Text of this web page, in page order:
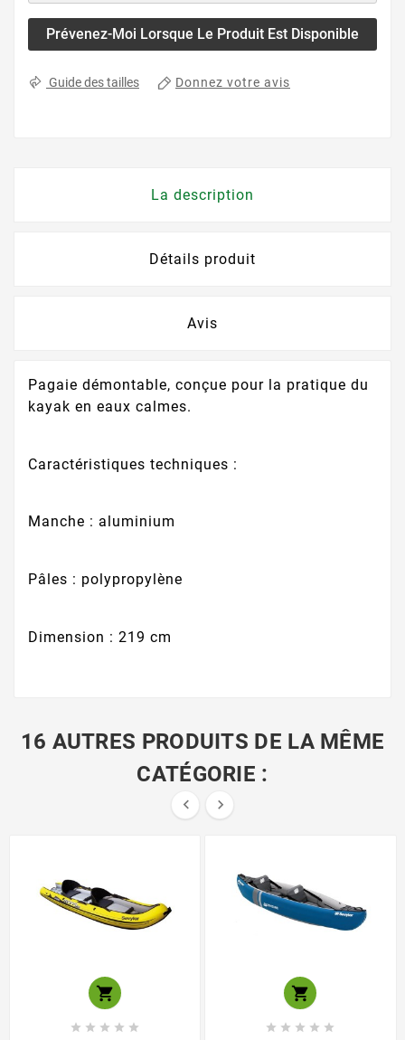
Prévenez-Moi Lorsque Le Produit Est Disponible
Guide des tailles Donnez votre avis
La description
Détails produit
Avis
Pagaie démontable, conçue pour la pratique du
kayak en eaux calmes.
Caractéristiques techniques :
Manche : aluminium
Pâles : polypropylène
Dimension : 219 cm
16 AUTRES PRODUITS DE LA MÊME
CATÉGORIE :
 

    

    